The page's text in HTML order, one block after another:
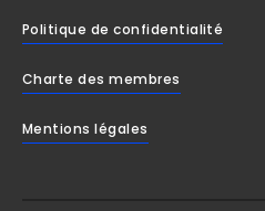
Politique de confidentialité
Charte des membres
Mentions légales